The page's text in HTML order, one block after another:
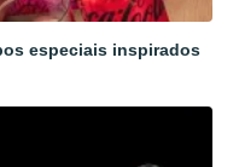
especiais inspirados